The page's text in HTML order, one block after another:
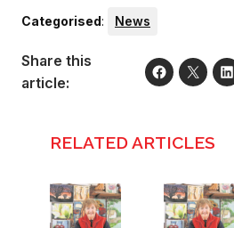
Categorised: News
Share this
article:
RELATED ARTICLES